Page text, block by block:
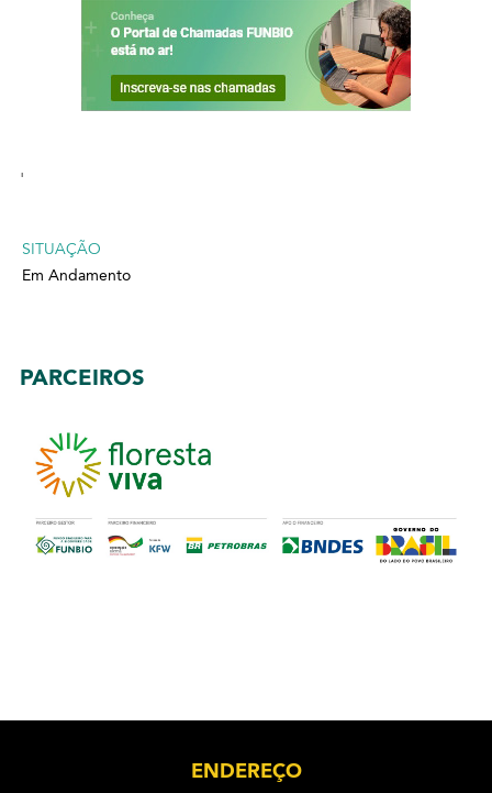
'
SITUAÇÃO
Em Andamento
PARCEIROS
ENDEREÇO